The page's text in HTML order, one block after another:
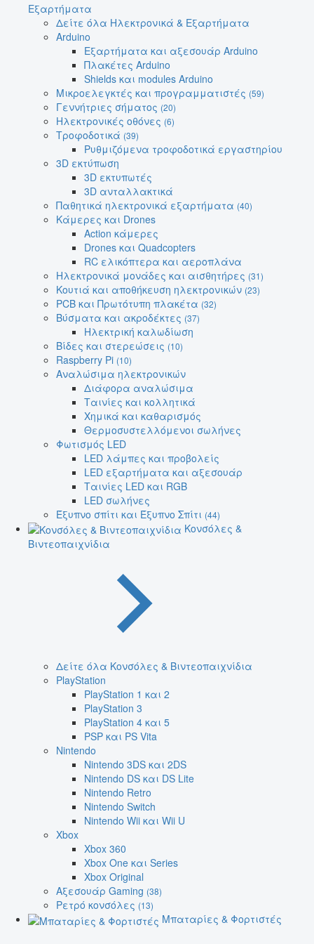
Εξαρτήματα
Δείτε όλα Ηλεκτρονικά & Εξαρτήματα
Arduino
Εξαρτήματα και αξεσουάρ Arduino
Πλακέτες Arduino
Shields και modules Arduino
Μικροελεγκτές και προγραμματιστές (59)
Γεννήτριες σήματος (20)
Ηλεκτρονικές οθόνες (6)
Τροφοδοτικά (39)
Ρυθμιζόμενα τροφοδοτικά εργαστηρίου
3D εκτύπωση
3D εκτυπωτές
3D ανταλλακτικά
Παθητικά ηλεκτρονικά εξαρτήματα (40)
Κάμερες και Drones
Action κάμερες
Drones και Quadcopters
RC ελικόπτερα και αεροπλάνα
Ηλεκτρονικά μονάδες και αισθητήρες (31)
Κουτιά και αποθήκευση ηλεκτρονικών (23)
PCB και Πρωτότυπη πλακέτα (32)
Βύσματα και ακροδέκτες (37)
Ηλεκτρική καλωδίωση
Βίδες και στερεώσεις (10)
Raspberry Pi (10)
Αναλώσιμα ηλεκτρονικών
Διάφορα αναλώσιμα
Ταινίες και κολλητικά
Χημικά και καθαρισμός
Θερμοσυστελλόμενοι σωλήνες
Φωτισμός LED
LED λάμπες και προβολείς
LED εξαρτήματα και αξεσουάρ
Ταινίες LED και RGB
LED σωλήνες
Έξυπνο σπίτι και Έξυπνο Σπίτι (44)
Κονσόλες &
Βιντεοπαιχνίδια
Δείτε όλα Κονσόλες & Βιντεοπαιχνίδια
PlayStation
PlayStation 1 και 2
PlayStation 3
PlayStation 4 και 5
PSP και PS Vita
Nintendo
Nintendo 3DS και 2DS
Nintendo DS και DS Lite
Nintendo Retro
Nintendo Switch
Nintendo Wii και Wii U
Xbox
Xbox 360
Xbox One και Series
Xbox Original
Αξεσουάρ Gaming (38)
Ρετρό κονσόλες (13)
Μπαταρίες & Φορτιστές